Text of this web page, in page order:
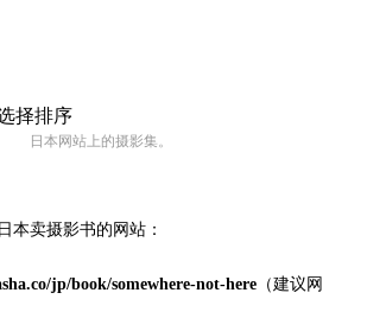
日本网站上的摄影集。
本卖摄影书的网站：
jp/book/somewhere-not-here （建议网